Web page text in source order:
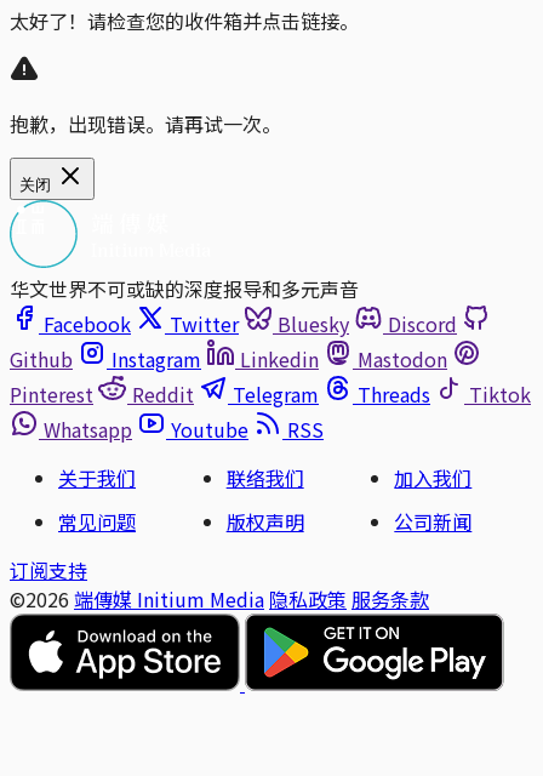
太好了！请检查您的收件箱并点击链接。
抱歉，出现错误。请再试一次。
关闭
华文世界不可或缺的深度报导和多元声音
Facebook
Twitter Bluesky
Discord
Github
Instagram Linkedin
Mastodon
Pinterest
Reddit Telegram Threads
Tiktok
Whatsapp
Youtube
RSS
关于我们
联络我们
加入我们
常见问题
版权声明
公司新闻
订阅支持
©2026 端傳媒 Initium Media 隐私政策 服务条款